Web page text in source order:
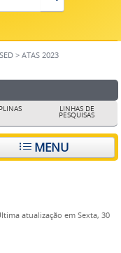
> ATAS 2023
LINHAS DE
PESQUISAS
MENU
atualização em Sexta, 30